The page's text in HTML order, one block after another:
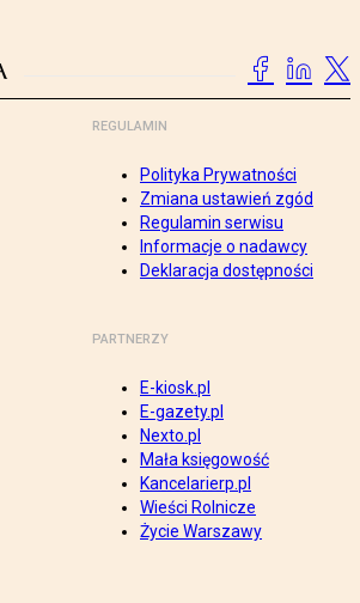
REGULAMIN
Polityka Prywatności
Zmiana ustawień zgód
Regulamin serwisu
Informacje o nadawcy
Deklaracja dostępności
PARTNERZY
E-kiosk.pl
E-gazety.pl
Nexto.pl
Mała księgowość
Kancelarierp.pl
Wieści Rolnicze
Życie Warszawy